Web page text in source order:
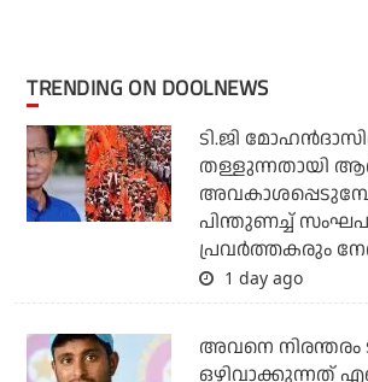
TRENDING ON DOOLNEWS
ടി.ജി
തള്ളുന്നതായി
പിന്തുണച്ച്
പ്രവര്‍ത്തകരും
1 day ago
അവനെ നിരന്തരം
ഒഴിവാക്കുന്നത്